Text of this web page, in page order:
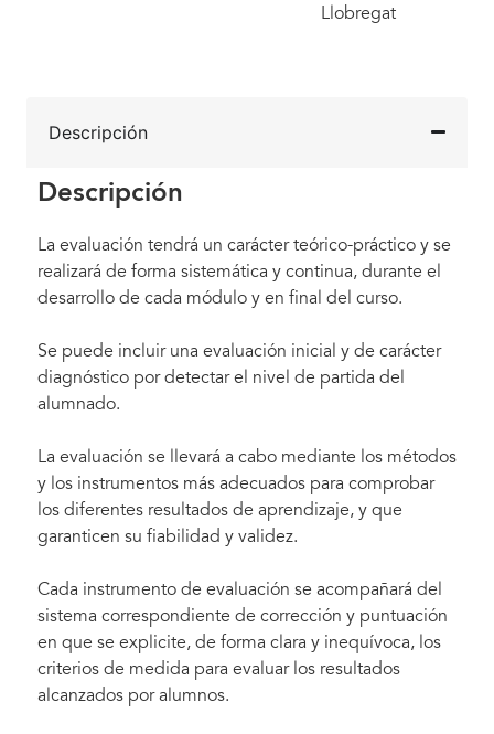
Llobregat
Descripción
Descripción
La evaluación tendrá un carácter teórico-práctico y se
realizará de forma sistemática y continua, durante el
desarrollo de cada módulo y en final del curso.
Se puede incluir una evaluación inicial y de carácter
diagnóstico por detectar el nivel de partida del
alumnado.
La evaluación se llevará a cabo mediante los métodos
y los instrumentos más adecuados para comprobar
los diferentes resultados de aprendizaje, y que
garanticen su fiabilidad y validez.
Cada instrumento de evaluación se acompañará del
sistema correspondiente de corrección y puntuación
en que se explicite, de forma clara y inequívoca, los
criterios de medida para evaluar los resultados
alcanzados por alumnos.